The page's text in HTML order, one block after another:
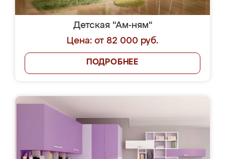
Детская "Ам-ням"
Цена: от 82 000 руб.
ПОДРОБНЕЕ